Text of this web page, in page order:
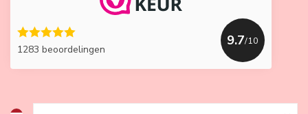
1283 beoordelingen
9.7/10